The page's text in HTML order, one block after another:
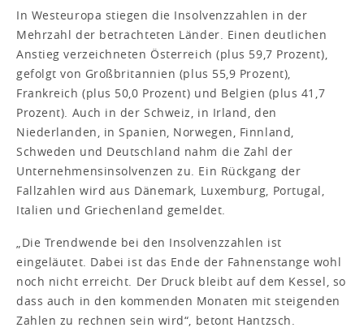
In Westeuropa stiegen die Insolvenzzahlen in der
Mehrzahl der betrachteten Länder. Einen deutlichen
Anstieg verzeichneten Österreich (plus 59,7 Prozent),
gefolgt von Großbritannien (plus 55,9 Prozent),
Frankreich (plus 50,0 Prozent) und Belgien (plus 41,7
Prozent). Auch in der Schweiz, in Irland, den
Niederlanden, in Spanien, Norwegen, Finnland,
Schweden und Deutschland nahm die Zahl der
Unternehmensinsolvenzen zu. Ein Rückgang der
Fallzahlen wird aus Dänemark, Luxemburg, Portugal,
Italien und Griechenland gemeldet.
„Die Trendwende bei den Insolvenzzahlen ist
eingeläutet. Dabei ist das Ende der Fahnenstange wohl
noch nicht erreicht. Der Druck bleibt auf dem Kessel, so
dass auch in den kommenden Monaten mit steigenden
Zahlen zu rechnen sein wird“, betont Hantzsch.